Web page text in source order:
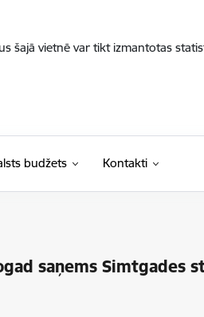
šajā vietnē var tikt izmantotas
budžets Kontakti
saņems Simtgades